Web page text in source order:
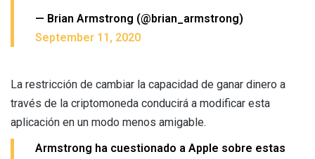
— Brian Armstrong (@brian_armstrong)
September 11, 2020
La restricción de cambiar la capacidad de ganar dinero a
través de la criptomoneda conducirá a modificar esta
aplicación en un modo menos amigable.
Armstrong ha cuestionado a Apple sobre estas